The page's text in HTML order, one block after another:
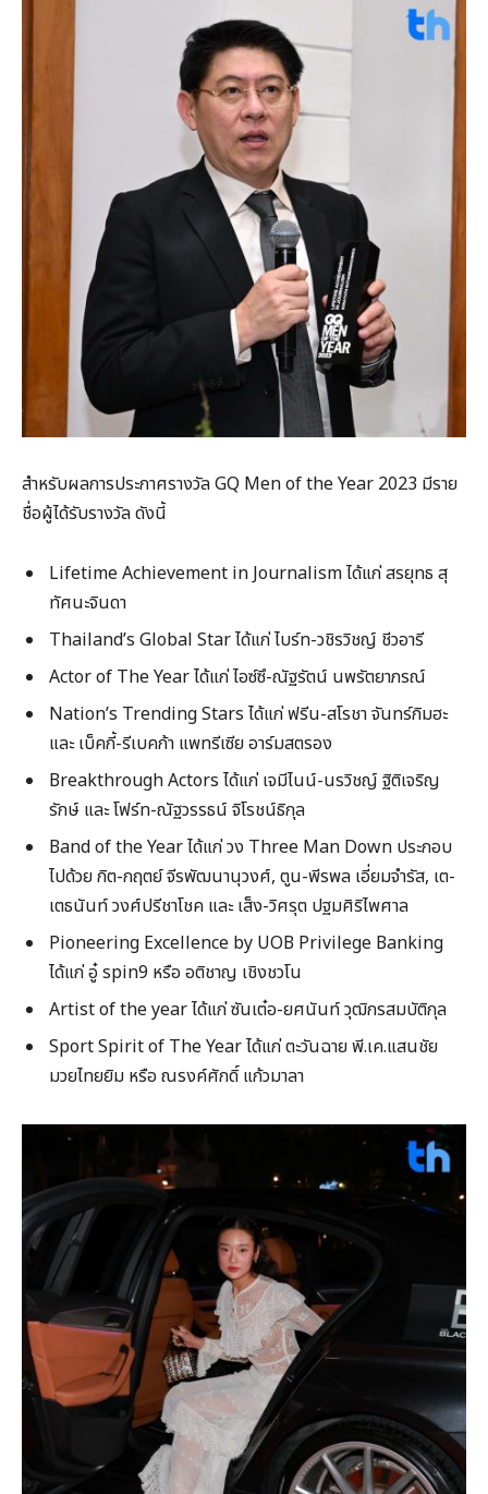
สำหรับผลการประกาศรางวัล GQ Men of the Year 2023 มีราย
ชื่อผู้ได้รับรางวัล ดังนี้
Lifetime Achievement in Journalism ได้แก่ สรยุทธ สุ
ทัศนะจินดา
Thailand’s Global Star ได้แก่ ไบร์ท-วชิรวิชญ์ ชีวอารี
Actor of The Year ได้แก่ ไอซ์ซึ-ณัฐรัตน์ นพรัตยาภรณ์
Nation’s Trending Stars ได้แก่ ฟรีน-สโรชา จันทร์กิมฮะ
และ เบ็คกี้-รีเบคก้า แพทรีเซีย อาร์มสตรอง
Breakthrough Actors ได้แก่ เจมีไนน์-นรวิชญ์ ฐิติเจริญ
รักษ์ และ โฟร์ท-ณัฐวรรธน์ จิโรชน์ธิกุล
Band of the Year ได้แก่ วง Three Man Down ประกอบ
ไปด้วย กิต-กฤตย์ จีรพัฒนานุวงศ์, ตูน-พีรพล เอี่ยมจำรัส, เต-
เตธนันท์ วงศ์ปรีชาโชค และ เส็ง-วิศรุต ปฐมศิริไพศาล
Pioneering Excellence by UOB Privilege Banking
ได้แก่ อู๋ spin9 หรือ อติชาญ เชิงชวโน
Artist of the year ได้แก่ ซันเต๋อ-ยศนันท์ วุฒิกรสมบัติกุล
Sport Spirit of The Year ได้แก่ ตะวันฉาย พี.เค.แสนชัย
มวยไทยยิม หรือ ณรงค์ศักดิ์ แก้วมาลา